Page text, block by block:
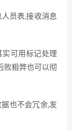
员表,接收消息
可用标记处理
败粗弊也可以彻
也不会冗余,发